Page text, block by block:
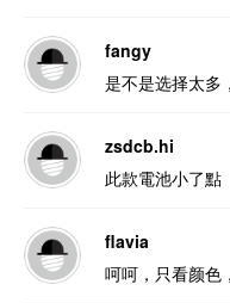
fangy
是不是选择太多
zsdcb.hi
此款電池小了點
flavia
呵呵，只看颜色